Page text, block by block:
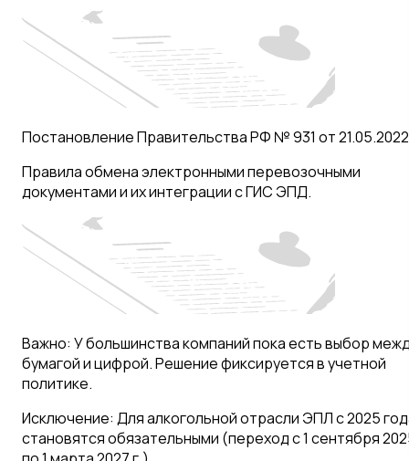
Постановление Правительства РФ № 931 от 21.05.2022
Правила обмена электронными перевозочными
документами и их интеграции с ГИС ЭПД.
Важно: У большинства компаний пока есть выбор
бумагой и цифрой. Решение фиксируется в учетной
политике.
Исключение: Для алкогольной отрасли ЭПЛ с 2025
становятся обязательными (переход с 1 сентября